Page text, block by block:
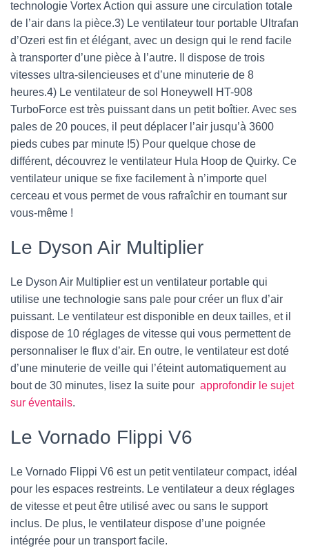
technologie Vortex Action qui assure une circulation totale
de l’air dans la pièce.3) Le ventilateur tour portable Ultrafan
d’Ozeri est fin et élégant, avec un design qui le rend facile
à transporter d’une pièce à l’autre. Il dispose de trois
vitesses ultra-silencieuses et d’une minuterie de 8
heures.4) Le ventilateur de sol Honeywell HT-908
TurboForce est très puissant dans un petit boîtier. Avec ses
pales de 20 pouces, il peut déplacer l’air jusqu’à 3600
pieds cubes par minute !5) Pour quelque chose de
différent, découvrez le ventilateur Hula Hoop de Quirky. Ce
ventilateur unique se fixe facilement à n’importe quel
cerceau et vous permet de vous rafraîchir en tournant sur
vous-même !
Le Dyson Air Multiplier
Le Dyson Air Multiplier est un ventilateur portable qui
utilise une technologie sans pale pour créer un flux d’air
puissant. Le ventilateur est disponible en deux tailles, et il
dispose de 10 réglages de vitesse qui vous permettent de
personnaliser le flux d’air. En outre, le ventilateur est doté
d’une minuterie de veille qui l’éteint automatiquement au
bout de 30 minutes, lisez la suite pour approfondir le sujet
sur éventails.
Le Vornado Flippi V6
Le Vornado Flippi V6 est un petit ventilateur compact, idéal
pour les espaces restreints. Le ventilateur a deux réglages
de vitesse et peut être utilisé avec ou sans le support
inclus. De plus, le ventilateur dispose d’une poignée
intégrée pour un transport facile.